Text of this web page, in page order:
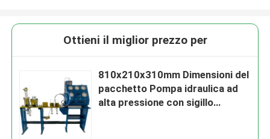
Ottieni il miglior prezzo per
810x210x310mm Dimensioni del
pacchetto Pompa idraulica ad
alta pressione con sigillo